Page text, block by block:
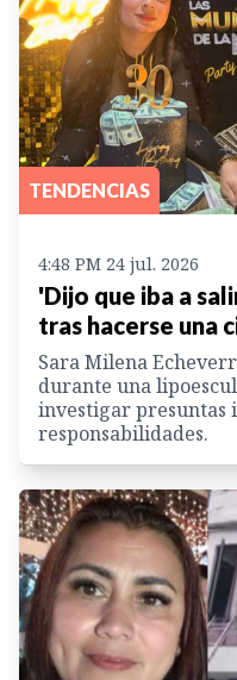
TENDENCIAS
4:48 PM 24 jul. 2026
'Dijo que iba a
tras hacerse una
Sara Milena
durante una
investigar
responsabilidades.